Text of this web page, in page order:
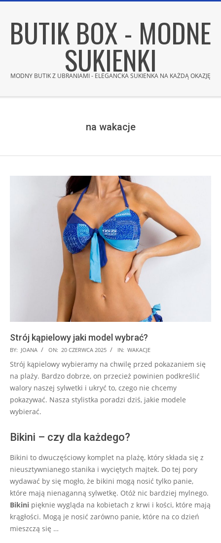
contentBUTIK BOX - MODNE
SUKIENKI
MODNY BUTIK Z UBRANIAMI - ELEGANCKA SUKIENKA NA KAŻDĄ OKAZJĘ
na wakacje
Strój kąpielowy jaki model wybrać?
2025-
06-
BY: JOANA ON: 20 CZERWCA 2025 IN: WAKACJE
Strój kąpielowy wybieramy na chwilę przed pokazaniem się
na plaży. Bardzo dobrze, on przecież powinien podkreślić
walory naszej sylwetki i ukryć to, czego nie chcemy
pokazywać. Nasza stylistka poradzi dziś, jakie modele
wybierać.
Bikini – czy dla każdego?
Bikini to dwuczęściowy komplet na plażę, który składa się z
nieusztywnianego stanika i wyciętych majtek. Do tej pory
wydawać by się mogło, że bikini mogą nosić tylko panie,
które mają nienaganną sylwetkę. Otóż nic bardziej mylnego.
Bikini pięknie wygląda na kobietach z krwi i kości, które mają
krągłości. Mogą je nosić zarówno panie, które na co dzień
mieszczą się …